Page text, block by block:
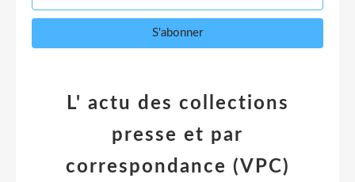
L' actu des collections
presse et par
correspondance (VPC)